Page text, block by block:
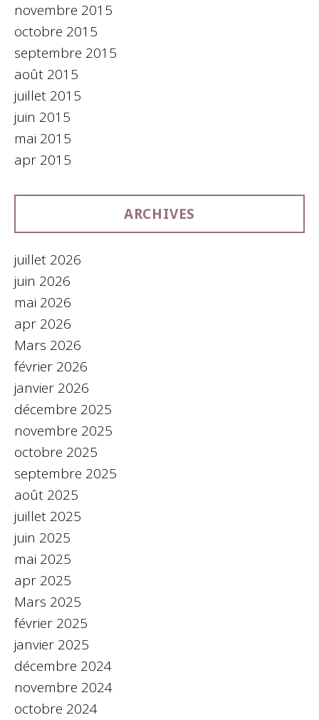
novembre 2015
octobre 2015
septembre 2015
août 2015
juillet 2015
juin 2015
mai 2015
apr 2015
ARCHIVES
juillet 2026
juin 2026
mai 2026
apr 2026
Mars 2026
février 2026
janvier 2026
décembre 2025
novembre 2025
octobre 2025
septembre 2025
août 2025
juillet 2025
juin 2025
mai 2025
apr 2025
Mars 2025
février 2025
janvier 2025
décembre 2024
novembre 2024
octobre 2024